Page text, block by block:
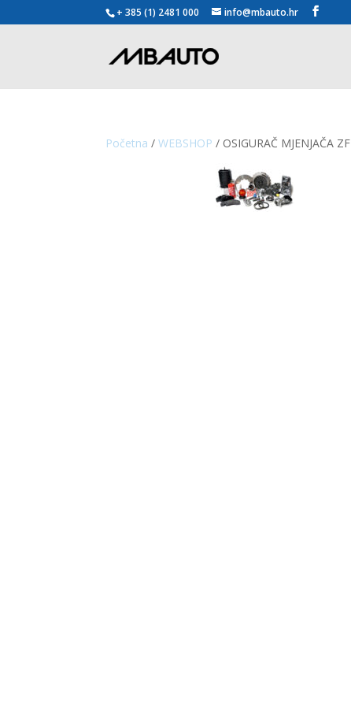
+ 385 (1) 2481 000 info@mbauto.hr
Početna /WEBSHOP / OSIGURAČ MJENJAČA ZF